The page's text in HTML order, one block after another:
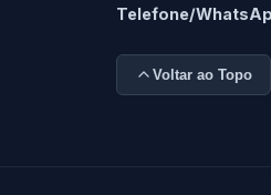
Telefone/
Voltar ao Topo